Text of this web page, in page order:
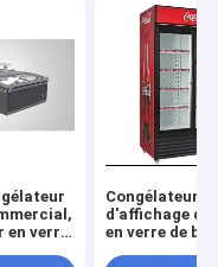
en verre
Congélateur
d'affichage de
en verre de